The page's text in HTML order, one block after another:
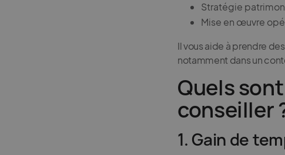
Stratégie
Mise en œuvre
Il vous aide à prendre
notamment dans un
Quels
conseiller
1. Gain de